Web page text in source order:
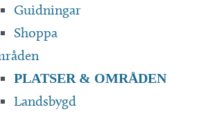
Guidningar
Shoppa
PLATSER & OMRÅDEN
Landsbygd